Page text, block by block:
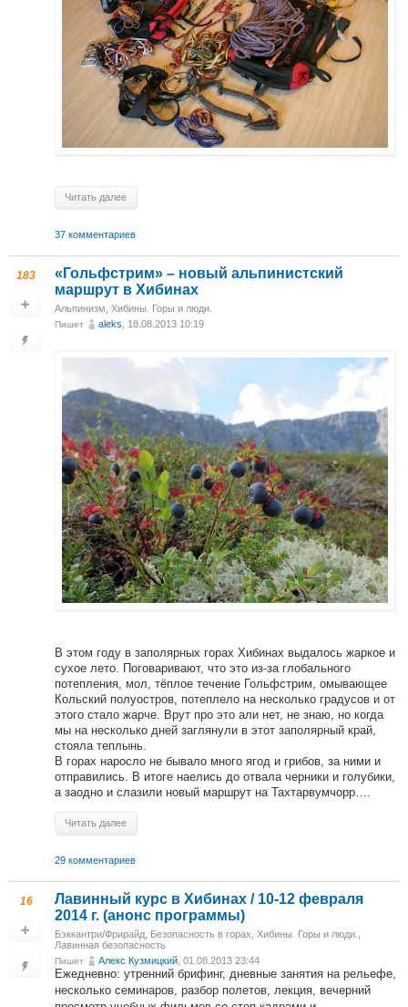
Читать далее
37 комментариев
183
«Гольфстрим» – новый альпинистский
маршрут в Хибинах
Альпинизм Хибины. Горы и люди.
Пишет aleks , 18.08.2013 10:19
В этом году в заполярных горах Хибинах выдалось жаркое и
сухое лето. Поговаривают, что это из-за глобального
потепления, мол, тёплое течение Гольфстрим, омывающее
Кольский полуостров, потеплело на несколько градусов и от
этого стало жарче. Врут про это али нет, не знаю, но когда
мы на несколько дней заглянули в этот заполярный край,
стояла теплынь.
В горах наросло не бывало много ягод и грибов, за ними и
отправились. В итоге наелись до отвала черники и голубики,
а заодно и слазили новый маршрут на Тахтарвумчорр….
Читать далее
29 комментариев
16
Лавинный курс в Хибинах / 10-12 февраля
2014 г. (анонс программы)
Бэккантри/Фрирайд Безопасность в горах Хибины. Горы и люди.
Лавинная безопасность
Пишет Алекс Кузмицкий , 01.08.2013 23:44
Ежедневно: утренний брифинг, дневные занятия на рельефе,
несколько семинаров, разбор полетов, лекция, вечерний